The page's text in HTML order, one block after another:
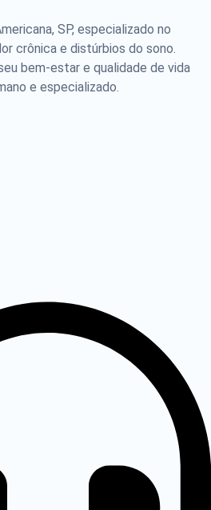
SP, especializado no
crônica e distúrbios do sono.
bem-estar e qualidade de vida
e especializado.